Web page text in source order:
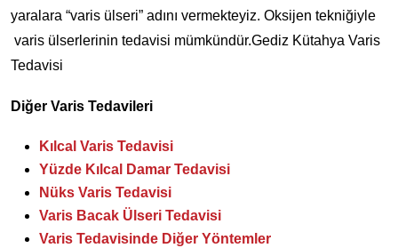
yaralara “varis ülseri” adını vermekteyiz. Oksijen tekniğiyle
varis ülserlerinin tedavisi mümkündür.Gediz Kütahya Varis
Tedavisi
Diğer Varis Tedavileri
Kılcal Varis Tedavisi
Yüzde Kılcal Damar Tedavisi
Nüks Varis Tedavisi
Varis Bacak Ülseri Tedavisi
Varis Tedavisinde Diğer Yöntemler